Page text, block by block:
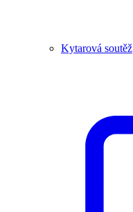
Kytarová soutěž